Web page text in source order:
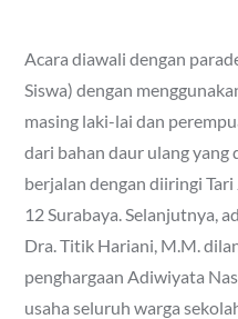
Acara diawali dengan
Siswa) dengan
masing laki-lai dan
dari bahan daur ulang yang
berjalan dengan diiringi
12 Surabaya. Selanjutnya,
Dra. Titik Hariani, M.M.
penghargaan Adiwiyata
usaha seluruh warga